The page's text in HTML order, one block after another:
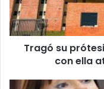
e
o
e
Tragó su
con ella